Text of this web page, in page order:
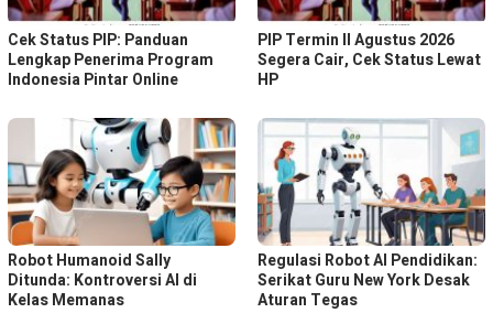
Cek Status PIP: Panduan
Lengkap Penerima Program
Indonesia Pintar Online
PIP Termin II Agustus 2026
Segera Cair, Cek Status Lewat
HP
Robot Humanoid Sally
Ditunda: Kontroversi AI di
Kelas Memanas
Regulasi Robot AI Pendidikan:
Serikat Guru New York Desak
Aturan Tegas